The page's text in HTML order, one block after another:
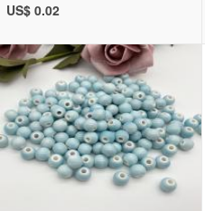
US$ 0.02